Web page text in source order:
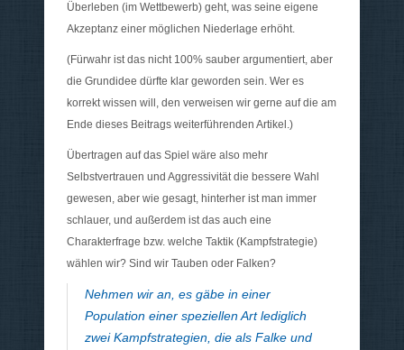
Überleben (im Wettbewerb) geht, was seine eigene
Akzeptanz einer möglichen Niederlage erhöht.
(Fürwahr ist das nicht 100% sauber argumentiert, aber
die Grundidee dürfte klar geworden sein. Wer es
korrekt wissen will, den verweisen wir gerne auf die am
Ende dieses Beitrags weiterführenden Artikel.)
Übertragen auf das Spiel wäre also mehr
Selbstvertrauen und Aggressivität die bessere Wahl
gewesen, aber wie gesagt, hinterher ist man immer
schlauer, und außerdem ist das auch eine
Charakterfrage bzw. welche Taktik (Kampfstrategie)
wählen wir? Sind wir Tauben oder Falken?
Nehmen wir an, es gäbe in einer
Population einer speziellen Art lediglich
zwei Kampfstrategien, die als Falke und